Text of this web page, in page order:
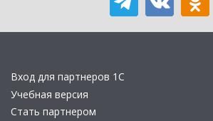
Вход для партнеров 1С
Учебная версия
Стать партнером